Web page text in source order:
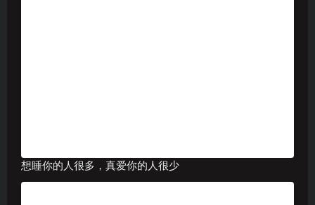
想睡你的人很多，真爱你的人很少